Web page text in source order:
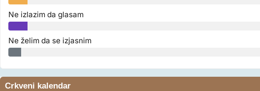
Ne izlazim da glasam
Ne želim da se izjasnim
Crkveni kalendar